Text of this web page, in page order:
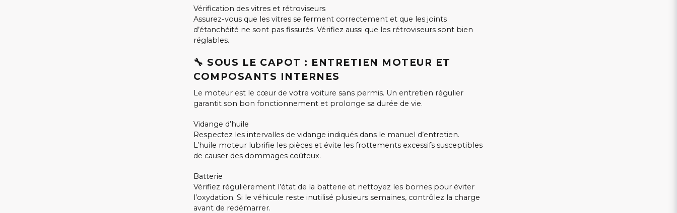
Vérification des vitres et rétroviseurs
Assurez-vous que les vitres se ferment correctement et que les joints
d’étanchéité ne sont pas fissurés. Vérifiez aussi que les rétroviseurs sont bien
réglables.
🔧 SOUS LE CAPOT : ENTRETIEN MOTEUR ET
COMPOSANTS INTERNES
Le moteur est le cœur de votre voiture sans permis. Un entretien régulier
garantit son bon fonctionnement et prolonge sa durée de vie.
Vidange d’huile
Respectez les intervalles de vidange indiqués dans le manuel d’entretien.
L’huile moteur lubrifie les pièces et évite les frottements excessifs susceptibles
de causer des dommages coûteux.
Batterie
Vérifiez régulièrement l’état de la batterie et nettoyez les bornes pour éviter
l’oxydation. Si le véhicule reste inutilisé plusieurs semaines, contrôlez la charge
avant de redémarrer.